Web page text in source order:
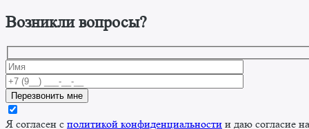
Возникли вопросы?
Я согласен с политикой конфиденциальности и даю согласие на